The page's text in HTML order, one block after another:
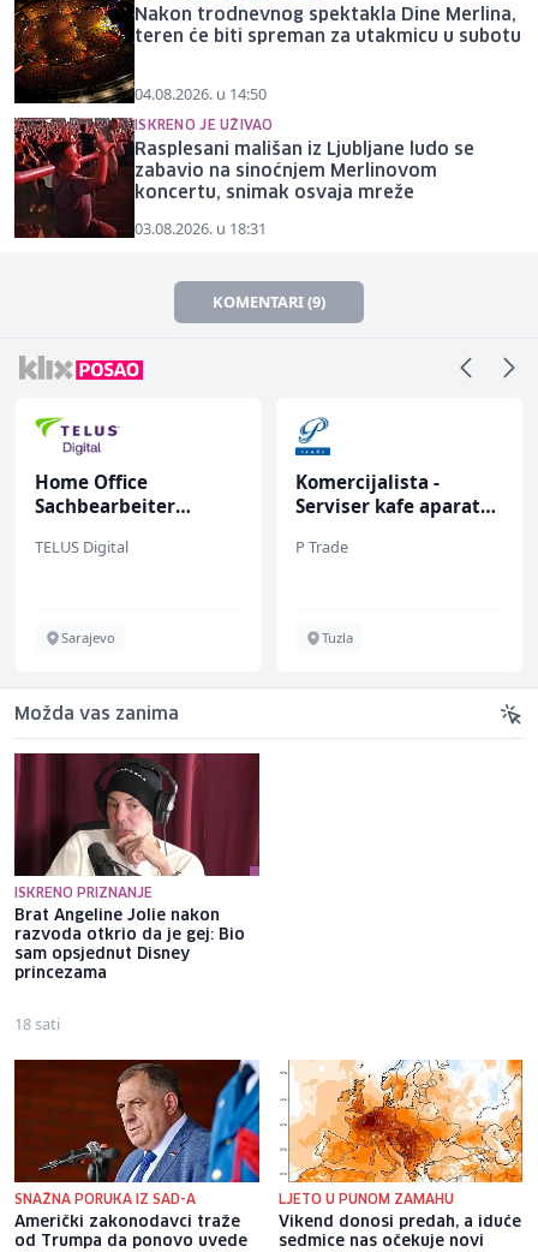
Nakon trodnevnog spektakla Dine Merlina,
teren će biti spreman za utakmicu u subotu
04.08.2026. u 14:50
ISKRENO JE UŽIVAO
Rasplesani mališan iz Ljubljane ludo se
zabavio na sinoćnjem Merlinovom
koncertu, snimak osvaja mreže
03.08.2026. u 18:31
KOMENTARI (9)
Home Office
Sachbearbeiter
bekannten deutschen
TELUS Digital
Sarajevo
Komercijalista -
Serviser kafe aparata
P Trade
Tuzla
Možda vas zanima
ISKRENO PRIZNANJE
Brat Angeline Jolie nakon
razvoda otkrio da je gej: Bio
sam opsjednut Disney
princezama
18 sati
SNAŽNA PORUKA IZ SAD-A
Američki zakonodavci traže
od Trumpa da ponovo uvede
LJETO U PUNOM ZAMAHU
Vikend donosi predah, a iduće
sedmice nas očekuje novi